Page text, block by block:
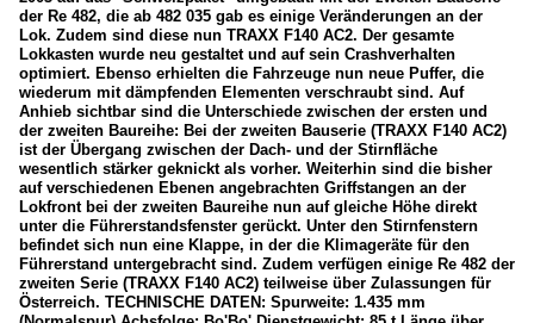
der Re 482, die ab 482 035 gab es einige Veränderungen an der
Lok. Zudem sind diese nun TRAXX F140 AC2. Der gesamte
Lokkasten wurde neu gestaltet und auf sein Crashverhalten
optimiert. Ebenso erhielten die Fahrzeuge nun neue Puffer, die
wiederum mit dämpfenden Elementen verschraubt sind. Auf
Anhieb sichtbar sind die Unterschiede zwischen der ersten und
der zweiten Baureihe: Bei der zweiten Bauserie (TRAXX F140 AC2)
ist der Übergang zwischen der Dach- und der Stirnfläche
wesentlich stärker geknickt als vorher. Weiterhin sind die bisher
auf verschiedenen Ebenen angebrachten Griffstangen an der
Lokfront bei der zweiten Baureihe nun auf gleiche Höhe direkt
unter die Führerstandsfenster gerückt. Unter den Stirnfenstern
befindet sich nun eine Klappe, in der die Klimageräte für den
Führerstand untergebracht sind. Zudem verfügen einige Re 482 der
zweiten Serie (TRAXX F140 AC2) teilweise über Zulassungen für
Österreich. TECHNISCHE DATEN: Spurweite: 1.435 mm